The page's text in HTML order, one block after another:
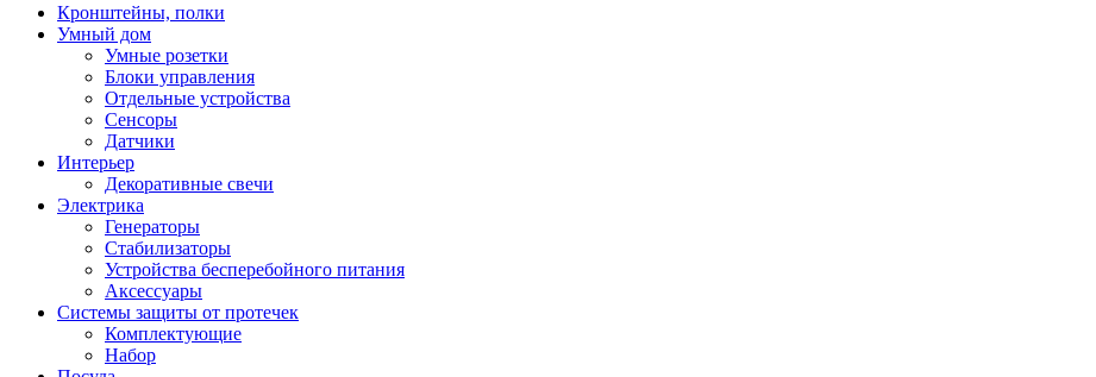
Кронштейны, полки
Умный дом
Умные розетки
Блоки управления
Отдельные устройства
Сенсоры
Датчики
Интерьер
Декоративные свечи
Электрика
Генераторы
Стабилизаторы
Устройства бесперебойного питания
Аксессуары
Системы защиты от протечек
Комплектующие
Набор